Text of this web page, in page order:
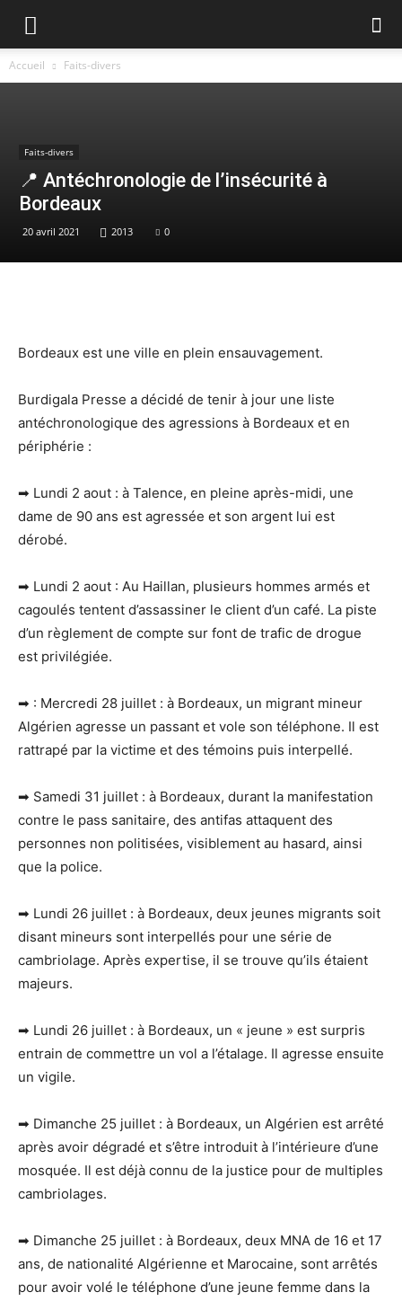
Accueil Faits-divers
Faits-divers
📍 Antéchronologie de l’insécurité à
Bordeaux
20 avril 2021 2013 0
Bordeaux est une ville en plein ensauvagement.
Burdigala Presse a décidé de tenir à jour une liste
antéchronologique des agressions à Bordeaux et en
périphérie :
➡ Lundi 2 aout : à Talence, en pleine après-midi, une
dame de 90 ans est agressée et son argent lui est
dérobé.
➡ Lundi 2 aout : Au Haillan, plusieurs hommes armés et
cagoulés tentent d’assassiner le client d’un café. La piste
d’un règlement de compte sur font de trafic de drogue
est privilégiée.
➡ : Mercredi 28 juillet : à Bordeaux, un migrant mineur
Algérien agresse un passant et vole son téléphone. Il est
rattrapé par la victime et des témoins puis interpellé.
➡ Samedi 31 juillet : à Bordeaux, durant la manifestation
contre le pass sanitaire, des antifas attaquent des
personnes non politisées, visiblement au hasard, ainsi
que la police.
➡ Lundi 26 juillet : à Bordeaux, deux jeunes migrants soit
disant mineurs sont interpellés pour une série de
cambriolage. Après expertise, il se trouve qu’ils étaient
majeurs.
➡ Lundi 26 juillet : à Bordeaux, un « jeune » est surpris
entrain de commettre un vol a l’étalage. Il agresse ensuite
un vigile.
➡ Dimanche 25 juillet : à Bordeaux, un Algérien est arrêté
après avoir dégradé et s’être introduit à l’intérieure d’une
mosquée. Il est déjà connu de la justice pour de multiples
cambriolages.
➡ Dimanche 25 juillet : à Bordeaux, deux MNA de 16 et 17
ans, de nationalité Algérienne et Marocaine, sont arrêtés
pour avoir volé le téléphone d’une jeune femme dans la